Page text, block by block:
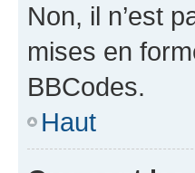
Non, il n’est
mises en
BBCodes.
Haut